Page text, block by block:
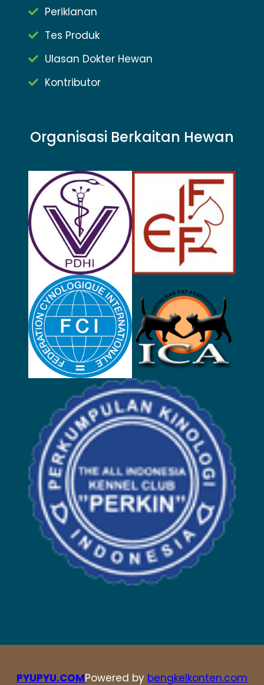
Periklanan
Tes Produk
Ulasan Dokter Hewan
Kontributor
Organisasi Berkaitan Hewan
PYUPYU.COMPowered by bengkelkonten.com